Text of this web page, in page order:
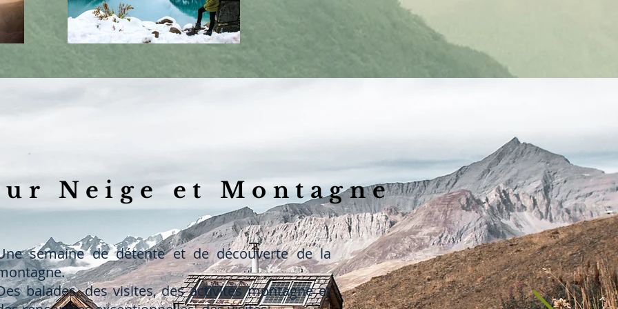
Neige et Montagne
semaine de détente et de découverte de la
balades, des visites, des activités montagne et